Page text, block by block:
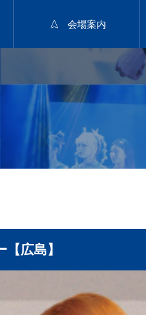
 会場案内
2026年9月28日
2026.9.28 mon
戦略セミナー【
nanuk佐野氏パーマセミナー
2026.07.29
広島】